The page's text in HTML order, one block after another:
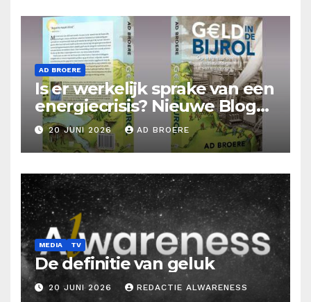
AD BROERE
Is er werkelijk sprake van een
energiecrisis? Nieuwe Blog
Ad Broere
20 JUNI 2026 AD BROERE
MEDIA TV
De definitie van geluk
20 JUNI 2026 REDACTIE ALWARENESS